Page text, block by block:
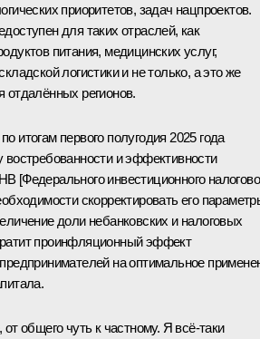
приоритетов, задач нацпроектов.
для таких отраслей, как
питания, медицинских услуг,
логистики и не только, а это же
отдалённых регионов.
итогам первого полугодия 2025 года
востребованности и эффективности
[Федерального инвестиционного
скорректировать его
доли небанковских и налоговых
проинфляционный эффект
на оптимальное
общего чуть к частному. Я всё-таки